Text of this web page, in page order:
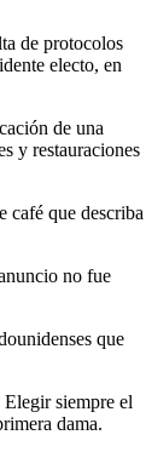
de protocolos
electo, en
de una
y restauraciones
café que describa
no fue
que
siempre el
dama.